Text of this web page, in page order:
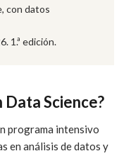
con datos
1.ª edición.
Data Science?
programa intensivo
en análisis de datos y